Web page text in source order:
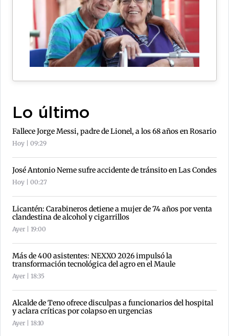
Lo último
Fallece Jorge Messi, padre de Lionel, a los 68 años en Rosario
Hoy | 09:29
José Antonio Neme sufre accidente de tránsito en Las Condes
Hoy | 00:27
Licantén: Carabineros detiene a mujer de 74 años por venta
clandestina de alcohol y cigarrillos
Ayer | 19:00
Más de 400 asistentes: NEXXO 2026 impulsó la
transformación tecnológica del agro en el Maule
Ayer | 18:35
Alcalde de Teno ofrece disculpas a funcionarios del hospital
y aclara críticas por colapso en urgencias
Ayer | 18:10